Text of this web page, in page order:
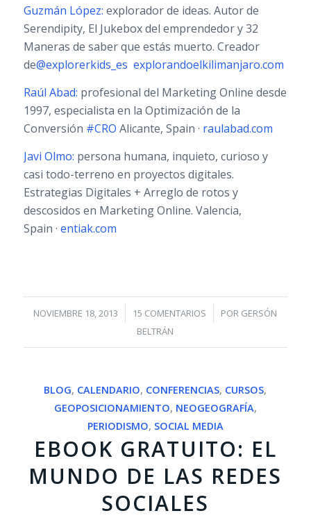
Guzmán López: explorador de ideas. Autor de
Serendipity, El Jukebox del emprendedor y 32
Maneras de saber que estás muerto. Creador
de@explorerkids_es explorandoelkilimanjaro.com
Raúl Abad: profesional del Marketing Online desde
1997, especialista en la Optimización de la
Conversión #CRO Alicante, Spain · raulabad.com
Javi Olmo: persona humana, inquieto, curioso y
casi todo-terreno en proyectos digitales.
Estrategias Digitales + Arreglo de rotos y
descosidos en Marketing Online. Valencia,
Spain · entiak.com
NOVIEMBRE 18, 2013
/ 15 COMENTARIOS
/ POR GERSÓN
BELTRÁN
BLOG, CALENDARIO, CONFERENCIAS, CURSOS,
GEOPOSICIONAMIENTO, NEOGEOGRAFÍA,
PERIODISMO, SOCIAL MEDIA
EBOOK GRATUITO: EL
MUNDO DE LAS REDES
SOCIALES